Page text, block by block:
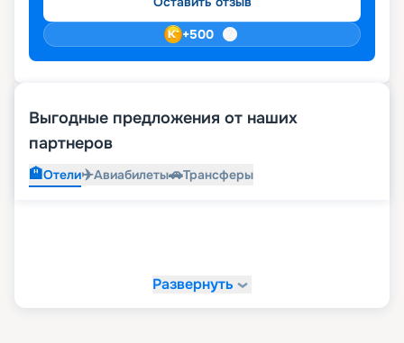
+500
Выгодные предложения от наших
партнеров
🏨Отели✈️Авиабилеты🚗Трансферы
Развернуть